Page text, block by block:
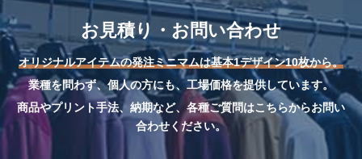
お見積り・お問い合わせ
オリジナルアイテムの発注ミニマムは基本1デザイン10枚から。
業種を問わず、個人の方にも、工場価格を提供しています。
商品やプリント手法、納期など、各種ご質問はこちらからお問い
合わせください。